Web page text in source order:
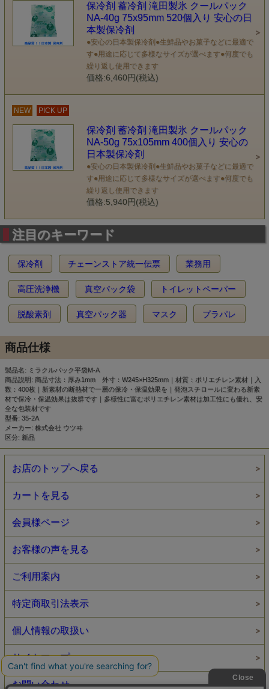
保冷剤 蓄冷剤 滝田製氷 クールパック
NA-40g 75x95mm 520個入り 安心の日
本製保冷剤
●安心の日本製保冷剤●生鮮品やお菓子などに最適で
す●用途に応じて多様なサイズが選べます●何度でも
繰り返し使用できます
価格:6,460円(税込)
NEW PICK UP
保冷剤 蓄冷剤 滝田製氷 クールパック
NA-50g 75x105mm 400個入り 安心の
日本製保冷剤
●安心の日本製保冷剤●生鮮品やお菓子などに最適で
す●用途に応じて多様なサイズが選べます●何度でも
繰り返し使用できます
価格:5,940円(税込)
注目のキーワード
保冷剤 チェーンストア統一伝票 業務用
高圧洗浄機 真空パック袋 トイレットペーパー
脱酸素剤 真空パック器 マスク プラパレ
商品仕様
製品名: ミラクルパック平袋M-A
商品説明: 商品寸法：厚み1mm 外寸：W245×H325mm｜材質：ポリエチレン素材｜入
数：400枚｜新素材の断熱材で一層の保冷・保温効果を｜発泡スチロールに変わる新素
材で保冷・保温効果は抜群です｜多様性に富むポリエチレン素材は加工性にも優れ、安
全な包装材です
型番: 35-2A
メーカー: 株式会社 ウツヰ
区分: 新品
お店のトップへ戻る
カートを見る
会員様ページ
お客様の声を見る
ご利用案内
特定商取引法表示
個人情報の取扱い
サイトマップ
お問い合わせ